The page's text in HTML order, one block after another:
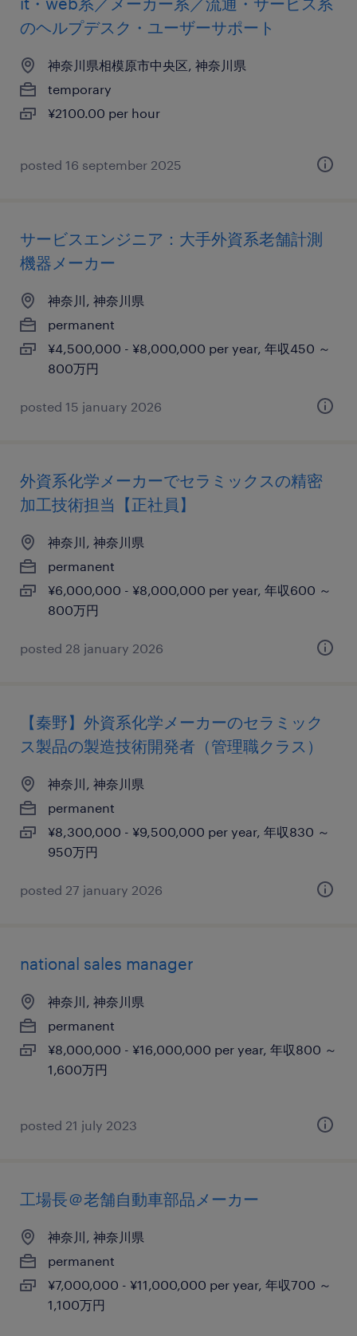
のヘルプデスク・ユーザーサポート
神奈川県相模原市中央区, 神奈川県
temporary
¥2100.00 per hour
posted 16 september 2025
サービスエンジニア：大手外資系老舗計測
機器メーカー
神奈川, 神奈川県
permanent
¥4,500,000 - ¥8,000,000 per year, 年収450 ～
800万円
posted 15 january 2026
外資系化学メーカーでセラミックスの精密
加工技術担当【正社員】
神奈川, 神奈川県
permanent
¥6,000,000 - ¥8,000,000 per year, 年収600 ～
800万円
posted 28 january 2026
【秦野】外資系化学メーカーのセラミック
ス製品の製造技術開発者（管理職クラス）
神奈川, 神奈川県
permanent
¥8,300,000 - ¥9,500,000 per year, 年収830 ～
950万円
posted 27 january 2026
national sales manager
神奈川, 神奈川県
permanent
¥8,000,000 - ¥16,000,000 per year, 年収800 ～
1,600万円
posted 21 july 2023
工場長＠老舗自動車部品メーカー
神奈川, 神奈川県
permanent
¥7,000,000 - ¥11,000,000 per year, 年収700 ～
1,100万円